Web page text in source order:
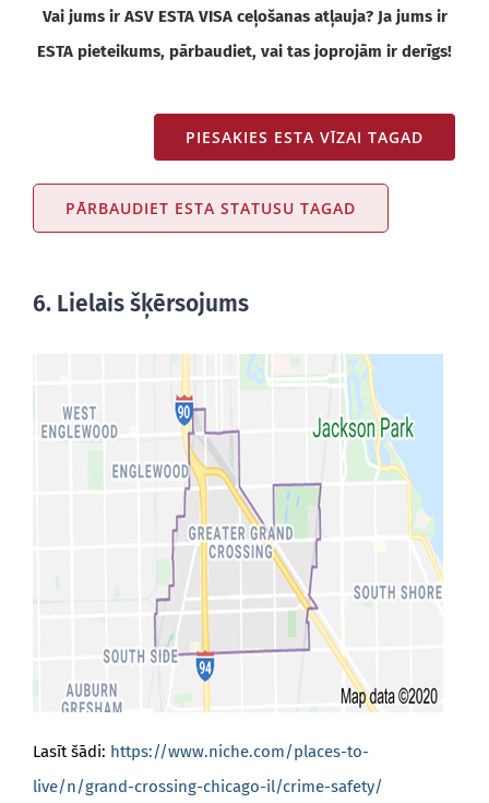
Vai jums ir ASV ESTA VISA ceļošanas atļauja? Ja jums ir
ESTA pieteikums, pārbaudiet, vai tas joprojām ir derīgs!
PIESAKIES ESTA VĪZAI TAGAD
PĀRBAUDIET ESTA STATUSU TAGAD
6. Lielais šķērsojums
Lasīt šādi: https://www.niche.com/places-to-
live/n/grand-crossing-chicago-il/crime-safety/